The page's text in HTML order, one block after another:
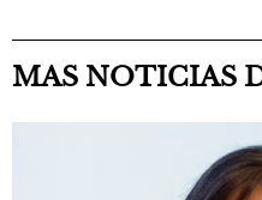
MAS NOTICIAS